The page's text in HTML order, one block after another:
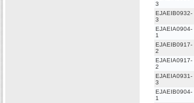
3
EJAEIB0932-
3
EJAEIA0904-
1
EJAEIB0917-
2
EJAEIA0917-
2
EJAEIA0931-
3
EJAEIB0904-
1